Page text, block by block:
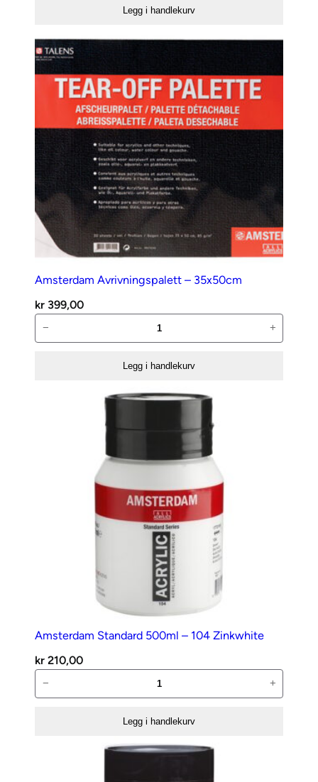
Legg i handlekurv
Amsterdam Avrivningspalett – 35x50cm
kr 399,00
Avrivningspalett
− +
Legg i handlekurv
Amsterdam Standard 500ml – 104 Zinkwhite
kr 210,00
Standard
− +
Legg i handlekurv